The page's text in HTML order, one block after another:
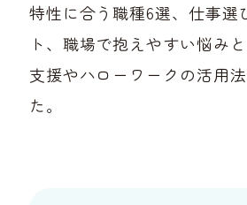
特性に合う職種6選、仕事選
ト、職場で抱えやすい悩み
支援やハローワークの活用
た。